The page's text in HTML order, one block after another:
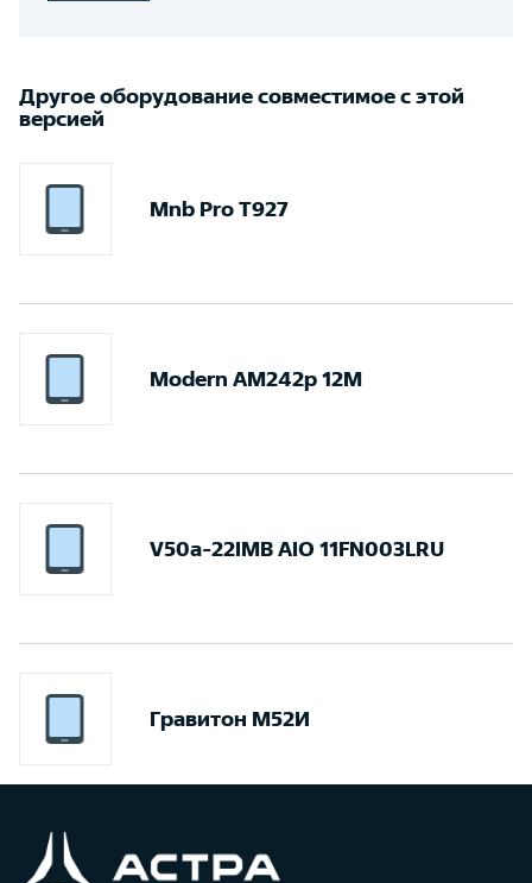
Другое оборудование совместимое с этой
версией
Mnb Pro T927
Modern AM242p 12M
V50a-22IMB AIO 11FN003LRU
Гравитон М52И